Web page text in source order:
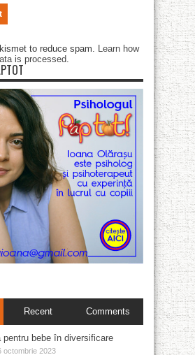
to reduce spam. Learn how
is processed.
Recent Comments
pentru bebe în diversificare
octombrie 2023